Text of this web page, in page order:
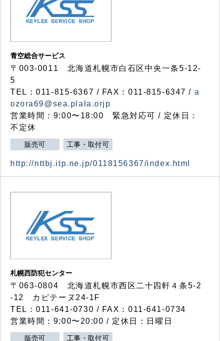
青空総合サービス
〒003-0011 北海道札幌市白石区中央一条5-12-
5
TEL：011-815-6367 / FAX：011-815-6347 / a
ozora69@sea.plala.orjp
営業時間：9:00〜18:00 緊急対応可 / 定休日：
不定休
販売可 工事・取付可
http://nttbj.itp.ne.jp/0118156367/index.html
札幌西防犯センター
〒063-0804 北海道札幌市西区二十四軒４条5-2
-12 カピテーヌ24-1F
TEL：011-641-0730 / FAX：011-641-0734
営業時間：9:00〜20:00 / 定休日：日曜日
販売可 工事・取付可